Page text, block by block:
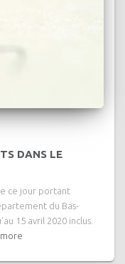
DANS LE
ce jour portant
du Bas-
15 avril 2020 inclus.